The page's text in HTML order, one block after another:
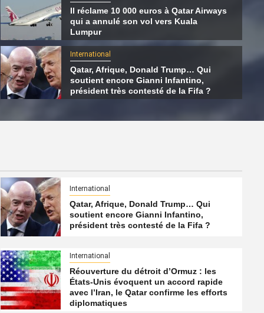
Hamas s’apprêterait à transférer ses
du Qatar vers la Turquie
5 août 2026 Qatarien
Il réclame 10 000 euros à Qatar Airways
qui a annulé son vol vers Kuala
Lumpur
International
Qatar, Afrique, Donald Trump… Qui
soutient encore Gianni Infantino,
président très contesté de la Fifa ?
International
Qatar, Afrique, Donald Trump… Qui
soutient encore Gianni Infantino,
président très contesté de la Fifa ?
International
Réouverture du détroit d’Ormuz : les
États-Unis évoquent un accord rapide
avec l’Iran, le Qatar confirme les efforts
diplomatiques